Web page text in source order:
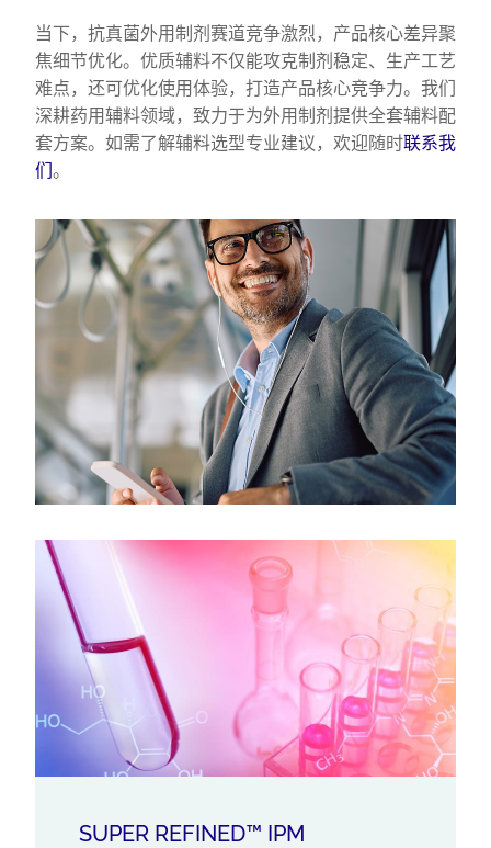
当下，抗真菌外用制剂赛道竞争激烈，产品核心差异聚
焦细节优化。优质辅料不仅能攻克制剂稳定、生产工艺
难点，还可优化使用体验，打造产品核心竞争力。我们
深耕药用辅料领域，致力于为外用制剂提供全套辅料配
套方案。如需了解辅料选型专业建议，欢迎随时联系我
们。
SUPER REFINED™ IPM